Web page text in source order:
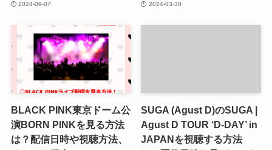
2024-09-07 2024-03-30
BLACK PINK東京ドーム公
演BORN PINKを見る方法
は？配信日時や視聴方法、
SUGA (Agust D)のSUGA |
Agust D TOUR ‘D-DAY’ in
JAPANを視聴する方法